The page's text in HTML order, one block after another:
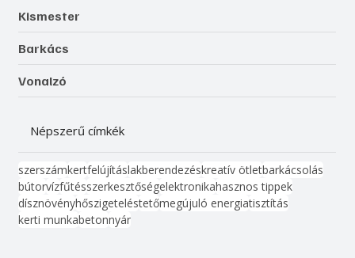
Kismester
Barkács
Vonalzó
Népszerű címkék
szerszámkertfelújításlakberendezéskreatív ötletbarkácsolás
bútorvízfűtésszerkesztőségelektronikahasznos tippek
dísznövényhőszigeteléstetőmegújuló energiatisztítás
kerti munkabetonnyár